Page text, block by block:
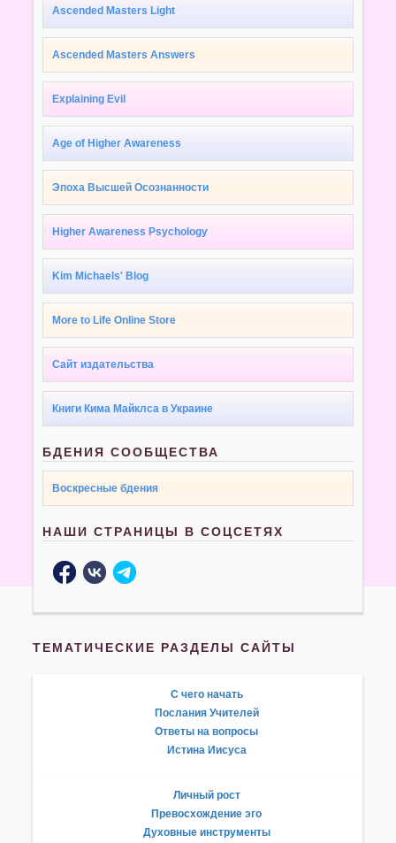
Ascended Masters Light
Ascended Masters Answers
Explaining Evil
Age of Higher Awareness
Эпоха Высшей Осознанности
Higher Awareness Psychology
Kim Michaels' Blog
More to Life Online Store
Сайт издательства
Книги Кима Майклса в Украине
БДЕНИЯ СООБЩЕСТВА
Воскресные бдения
НАШИ СТРАНИЦЫ В СОЦСЕТЯХ
ТЕМАТИЧЕСКИЕ РАЗДЕЛЫ САЙТЫ
С чего начать
Послания Учителей
Ответы на вопросы
Истина Иисуса
Личный рост
Превосхождение эго
Духовные инструменты